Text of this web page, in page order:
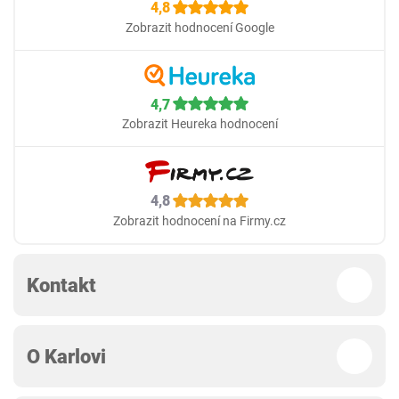
4,8
Zobrazit hodnocení Google
4,7
Zobrazit Heureka hodnocení
4,8
Zobrazit hodnocení na Firmy.cz
Kontakt
O Karlovi